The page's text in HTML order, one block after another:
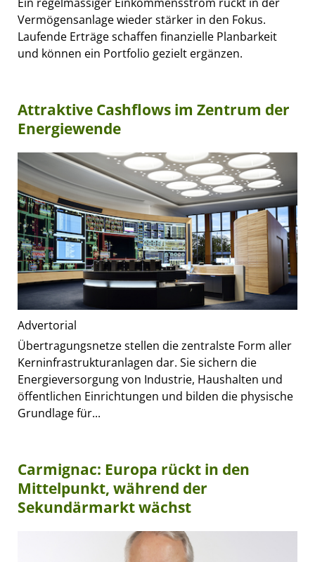
Vermögensanlage wieder stärker in den Fokus.
Laufende Erträge schaffen finanzielle Planbarkeit
und können ein Portfolio gezielt ergänzen.
Attraktive Cashflows im Zentrum der
Energiewende
Advertorial
Übertragungsnetze stellen die zentralste Form aller
Kerninfrastrukturanlagen dar. Sie sichern die
Energieversorgung von Industrie, Haushalten und
öffentlichen Einrichtungen und bilden die physische
Grundlage für...
Carmignac: Europa rückt in den
Mittelpunkt, während der
Sekundärmarkt wächst